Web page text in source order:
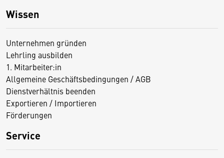
Wissen
Unternehmen gründen
Lehrling ausbilden
1. Mitarbeiter:in
Allgemeine Geschäftsbedingungen / AGB
Dienstverhältnis beenden
Exportieren / Importieren
Förderungen
Service